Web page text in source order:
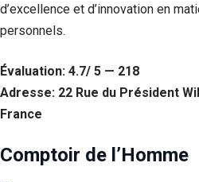
d’excellence et d’innovation en
personnels.
Évaluation: 4.7/ 5 — 218
Adresse: 22 Rue du Président
France
Comptoir de l’Homme